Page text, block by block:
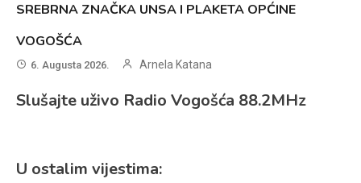
SREBRNA ZNAČKA UNSA I PLAKETA OPĆINE
VOGOŠĆA
6. Augusta 2026. Arnela Katana
Slušajte uživo Radio Vogošća 88.2MHz
U ostalim vijestima: